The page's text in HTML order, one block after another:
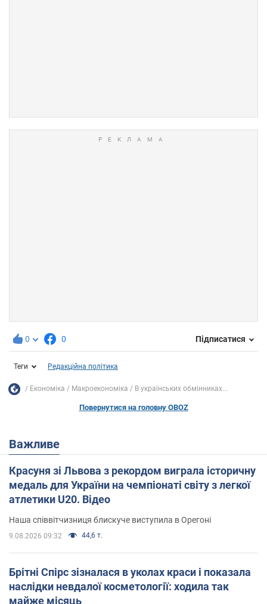
0 0 Підписатися
Теги Редакційна політика
Економіка Mакроекономіка В українських обмінниках...
Повернутися на головну OBOZ
Важливе
Красуня зі Львова з рекордом виграла історичну
медаль для України на чемпіонаті світу з легкої
атлетики U20. Відео
Наша співвітчизниця блискуче виступила в Орегоні
9.08.2026 09:32 44,6 т.
Брітні Спірс зізналася в уколах краси і показала
наслідки невдалої косметології: ходила так
майже місяць